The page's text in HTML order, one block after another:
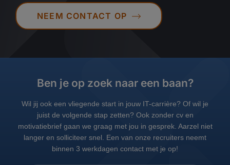
NEEM CONTACT OP
Ben je op zoek naar een baan?
Wil jij ook een vliegende start in jouw IT-carrière? Of wil je
juist de volgende stap zetten? Ook zonder cv en
motivatiebrief gaan we graag met jou in gesprek. Aarzel niet
langer en solliciteer snel. Een van onze recruiters neemt
binnen 3 werkdagen contact met je op!